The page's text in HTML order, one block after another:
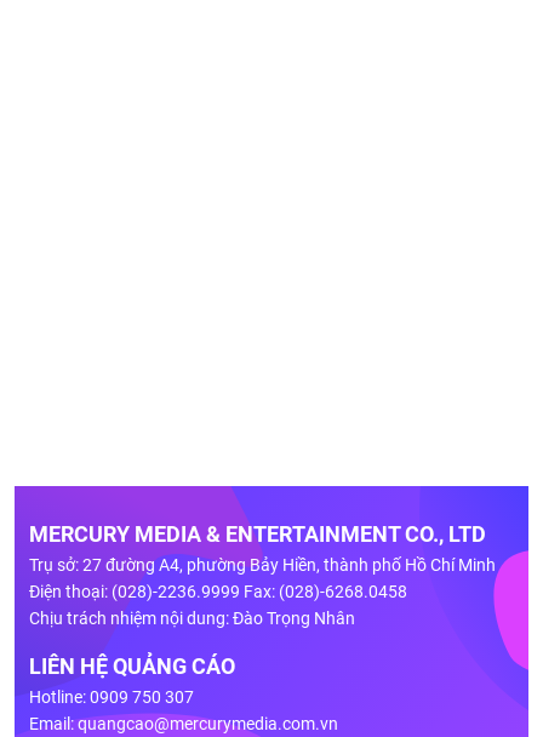
MERCURY MEDIA & ENTERTAINMENT CO., LTD
Trụ sở: 27 đường A4, phường Bảy Hiền, thành phố Hồ Chí Minh
Điện thoại: (028)-2236.9999 Fax: (028)-6268.0458
Chịu trách nhiệm nội dung: Đào Trọng Nhân
LIÊN HỆ QUẢNG CÁO
Hotline: 0909 750 307
Email:quangcao@mercurymedia.com.vn